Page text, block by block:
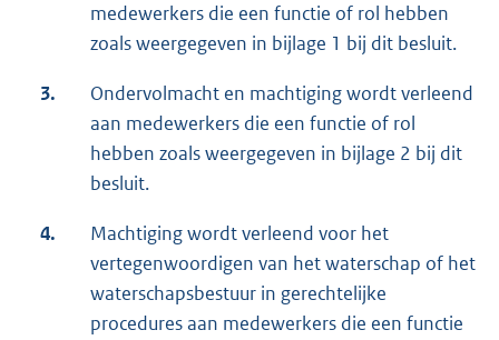
medewerkers die een functie of rol hebben
zoals weergegeven in bijlage 1 bij dit besluit.
3.
Ondervolmacht en machtiging wordt verleend
aan medewerkers die een functie of rol
hebben zoals weergegeven in bijlage 2 bij dit
besluit.
4.
Machtiging wordt verleend voor het
vertegenwoordigen van het waterschap of het
waterschapsbestuur in gerechtelijke
procedures aan medewerkers die een functie